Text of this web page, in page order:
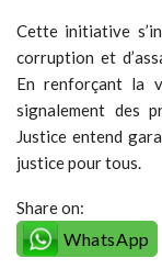
Cette initiative
corruption et
En renforçant la
signalement des
Justice entend
justice pour tous.
Share on:
WhatsApp